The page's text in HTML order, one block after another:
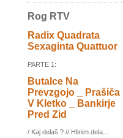
Rog RTV
Radix Quadrata
Sexaginta Quattuor
PARTE 1:
Butalce Na
Prevzgojo _ Prašiča
V Kletko _ Bankirje
Pred Zid
/ Kaj delaš ? // Hlinim dela...